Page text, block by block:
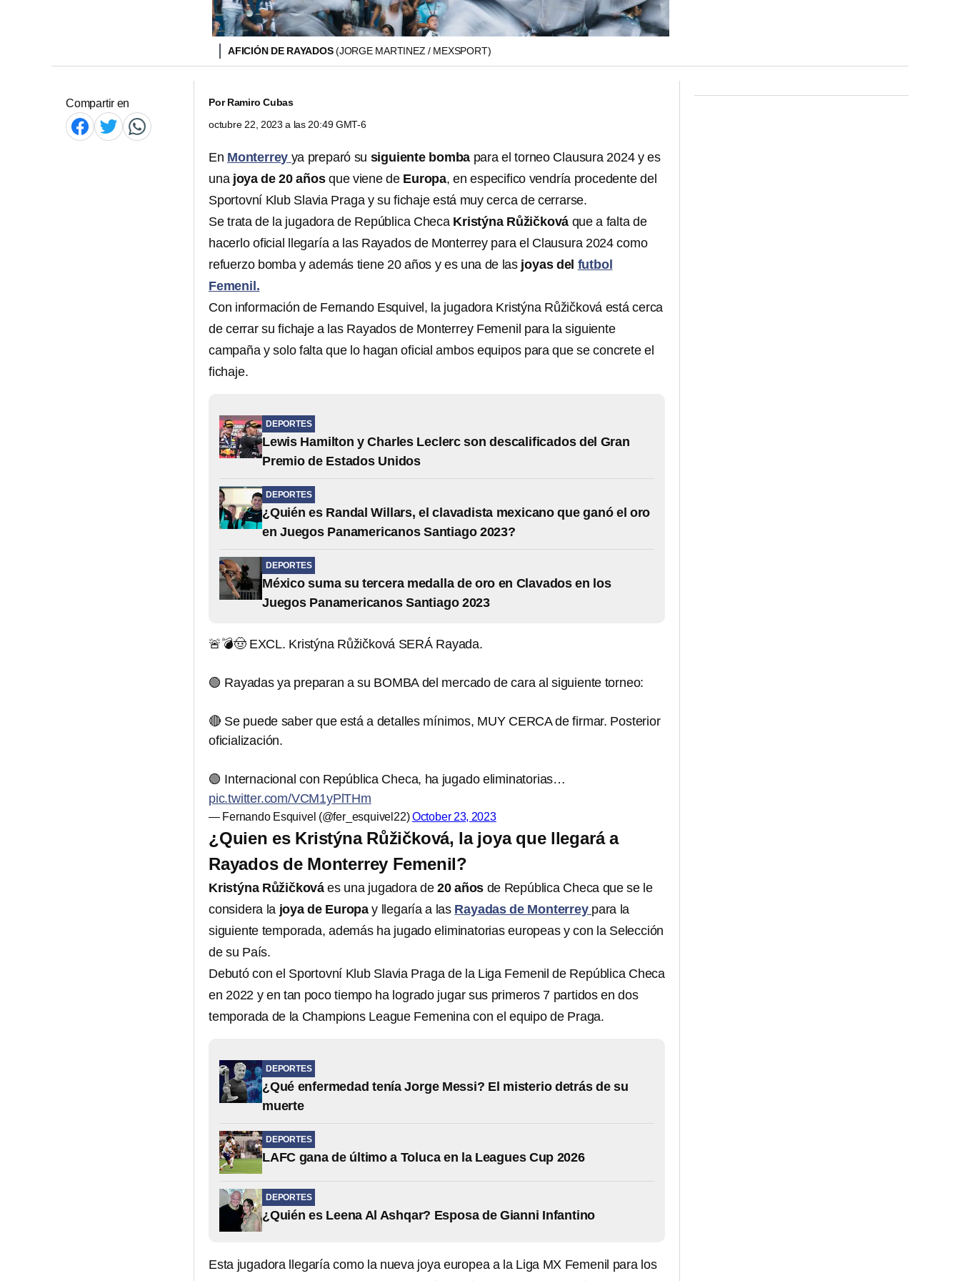
AFICIÓN DE RAYADOS(JORGE MARTINEZ / MEXSPORT)
Compartir en PorRamiro Cubas
octubre 22, 2023 a las 20:49 GMT-6
En Monterrey ya preparó su siguiente bomba para el torneo Clausura 2024 y es
una joya de 20 añosque viene de Europa, en especifico vendría procedente del
Sportovní Klub Slavia Praga y su fichaje está muy cerca de cerrarse.
Se trata de la jugadora de República Checa Kristýna Růžičková que a falta de
hacerlo oficial llegaría a las Rayados de Monterrey para el Clausura 2024 como
refuerzo bomba y además tiene 20 años y es una de las joyas del futbol
Femenil.
Con información de Fernando Esquivel, la jugadora Kristýna Růžičková está cerca
de cerrar su fichaje a las Rayados de Monterrey Femenil para la siguiente
campaña y solo falta que lo hagan oficial ambos equipos para que se concrete el
fichaje.
DEPORTES
Lewis Hamilton y Charles Leclerc son descalificados del Gran
Premio de Estados Unidos
DEPORTES
¿Quién es Randal Willars, el clavadista mexicano que ganó el oro
en Juegos Panamericanos Santiago 2023?
DEPORTES
México suma su tercera medalla de oro en Clavados en los
Juegos Panamericanos Santiago 2023
🚨💣🤠 EXCL. Kristýna Růžičková SERÁ Rayada.
🟢 Rayadas ya preparan a su BOMBA del mercado de cara al siguiente torneo:
🔴 Se puede saber que está a detalles mínimos, MUY CERCA de firmar. Posterior
oficialización.
🟢 Internacional con República Checa, ha jugado eliminatorias…
pic.twitter.com/VCM1yPlTHm
— Fernando Esquivel (@fer_esquivel22)October 23, 2023
¿Quien es Kristýna Růžičková, la joya que llegará a
Rayados de Monterrey Femenil?
Kristýna Růžičková es una jugadora de 20 años de República Checa que se le
considera la joya de Europay llegaría a las Rayadas de Monterrey para la
siguiente temporada, además ha jugado eliminatorias europeas y con la Selección
de su País.
Debutó con el Sportovní Klub Slavia Praga de la Liga Femenil de República Checa
en 2022 y en tan poco tiempo ha logrado jugar sus primeros 7 partidos en dos
temporada de la Champions League Femenina con el equipo de Praga.
DEPORTES
¿Qué enfermedad tenía Jorge Messi? El misterio detrás de su
muerte
DEPORTES
LAFC gana de último a Toluca en la Leagues Cup 2026
DEPORTES
¿Quién es Leena Al Ashqar? Esposa de Gianni Infantino
Esta jugadora llegaría como la nueva joya europea a la Liga MX Femenil para los